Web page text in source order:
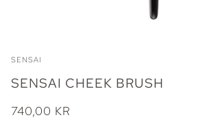
SENSAI
SENSAI CHEEK BRUSH
740,00 KR